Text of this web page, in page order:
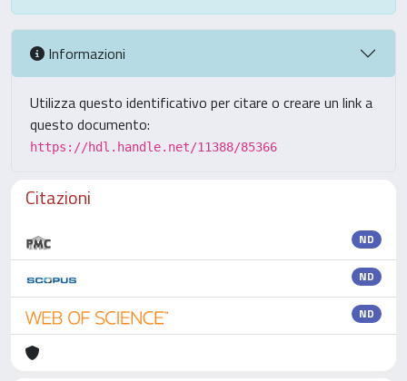
Informazioni
Utilizza questo identificativo per citare o creare un link a
questo documento:
https://hdl.handle.net/11388/85366
Citazioni
ND
ND
ND